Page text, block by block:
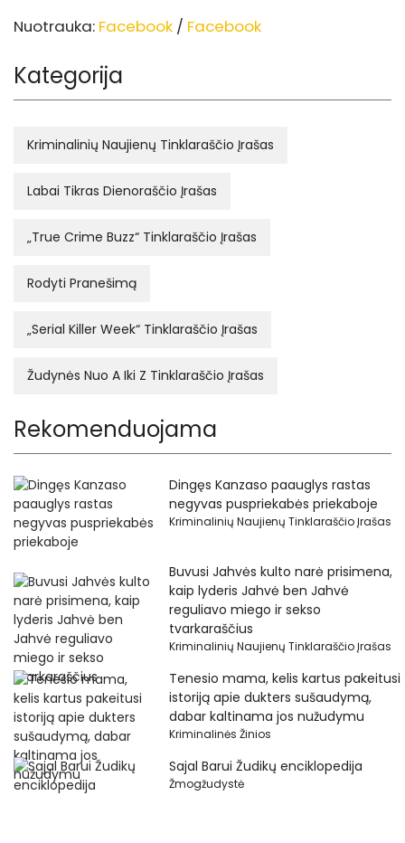
Nuotrauka: Facebook / Facebook
Kategorija
Kriminalinių Naujienų Tinklaraščio Įrašas
Labai Tikras Dienoraščio Įrašas
„True Crime Buzz“ Tinklaraščio Įrašas
Rodyti Pranešimą
„Serial Killer Week“ Tinklaraščio Įrašas
Žudynės Nuo A Iki Z Tinklaraščio Įrašas
Rekomenduojama
Dingęs Kanzaso paauglys rastas
negyvas puspriekabės priekaboje
Kriminalinių Naujienų Tinklaraščio Įrašas
Buvusi Jahvės kulto narė prisimena,
kaip lyderis Jahvė ben Jahvė
reguliavo miego ir sekso
tvarkaraščius
Kriminalinių Naujienų Tinklaraščio Įrašas
Tenesio mama, kelis kartus pakeitusi
istoriją apie dukters sušaudymą,
dabar kaltinama jos nužudymu
Kriminalinės Žinios
Sajal Barui Žudikų enciklopedija
Žmogžudystė